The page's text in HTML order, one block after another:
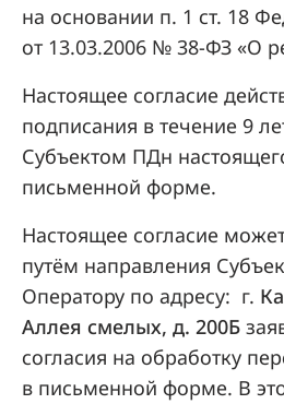
на основании п. 1 ст. 18
от 13.03.2006 № 38-ФЗ «О
Настоящее согласие
подписания в течение 9
Субъектом ПДн
письменной форме.
Настоящее согласие
путём направления
Оператору по адресу: г.
Аллея смелых, д. 200Б
согласия на обработку
в письменной форме. В